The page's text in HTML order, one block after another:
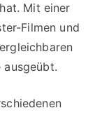
Mit einer
Filmen und
ausgeübt.